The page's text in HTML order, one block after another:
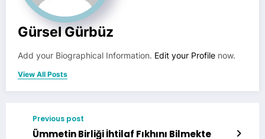
Gürsel Gürbüz
Add your Biographical Information. Edit your Profile now.
View All Posts
Previous post
Ümmetin Birliği İhtilaf Fıkhını Bilmekte